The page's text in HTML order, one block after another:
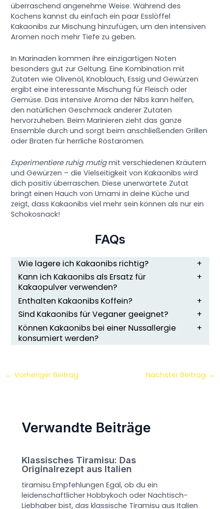
überraschend angenehme Weise. Während des
Kochens kannst du einfach ein paar Esslöffel
Kakaonibs zur Mischung hinzufügen, um den intensiven
Aromen noch mehr Tiefe zu geben.
In Marinaden kommen ihre einzigartigen Noten
besonders gut zur Geltung. Eine Kombination mit
Zutaten wie Olivenöl, Knoblauch, Essig und Gewürzen
ergibt eine interessante Mischung für Fleisch oder
Gemüse. Das intensive Aroma der Nibs kann helfen,
den natürlichen Geschmack anderer Zutaten
hervorzuheben. Beim Marinieren zieht das ganze
Ensemble durch und sorgt beim anschließenden Grillen
oder Braten für herrliche Röstaromen.
Experimentiere ruhig mutigmit verschiedenen Kräutern
und Gewürzen – die Vielseitigkeit von Kakaonibs wird
dich positiv überraschen. Diese unerwartete Zutat
bringt einen Hauch von Umami in deine Küche und
zeigt, dass Kakaonibs viel mehr sein können als nur ein
Schokosnack!
FAQs
Wie lagere ich Kakaonibs richtig?
Kann ich Kakaonibs als Ersatz für
Kakaopulver verwenden?
Enthalten Kakaonibs Koffein?
Sind Kakaonibs für Veganer geeignet?
Können Kakaonibs bei einer Nussallergie
konsumiert werden?
← Vorheriger Beitrag Nächster Beitrag →
Verwandte Beiträge
Klassisches Tiramisu: Das
Originalrezept aus Italien
tiramisu Empfehlungen Egal, ob du ein
leidenschaftlicher Hobbykoch oder Nachtisch-
Liebhaber bist, das klassische Tiramisu aus Italien